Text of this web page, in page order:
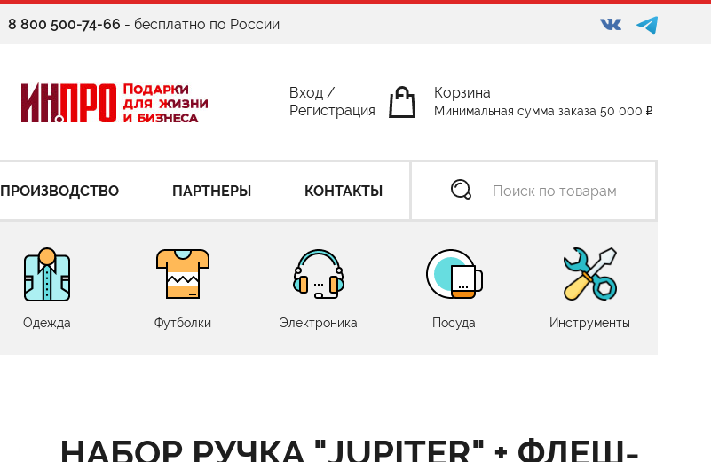
8 800 500-74-66 - бесплатно по России
Вход /
Регистрация
Корзина
Минимальная сумма заказа 50 000
ПРОИЗВОДСТВО ПАРТНЕРЫ КОНТАКТЫ
Одежда Футболки Электроника Посуда Инструменты
НАБОР РУЧКА "JUPITER" + ФЛЕШ-